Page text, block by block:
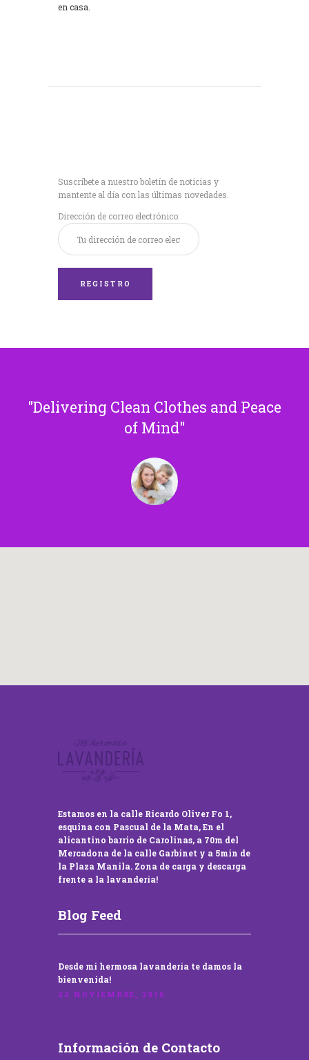
en casa.
Suscríbete a nuestro boletín de noticias y
mantente al día con las últimas novedades.
Dirección de correo electrónico:
Delivering Clean Clothes and Peace
of Mind
Estamos en la calle Ricardo Oliver Fo 1,
esquina con Pascual de la Mata, En el
alicantino barrio de Carolinas, a 70m del
Mercadona de la calle Garbinet y a 5min de
la Plaza Manila. Zona de carga y descarga
frente a la lavandería!
Blog Feed
Desde mi hermosa lavandería te damos la
bienvenida!
22 NOVIEMBRE, 2016
Información de Contacto